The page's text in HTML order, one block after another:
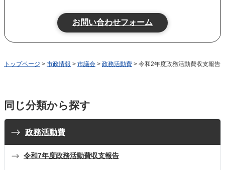
トップページ > 市政情報 > 市議会 > 政務活動費 > 令和2年度政務活動費収支報告
同じ分類から探す
政務活動費
令和7年度政務活動費収支報告